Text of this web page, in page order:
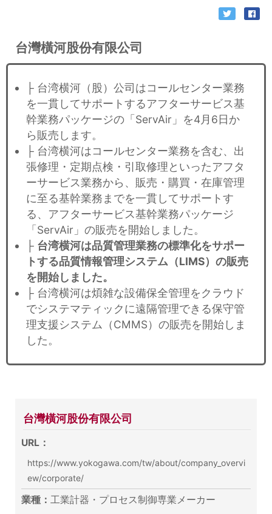
台灣橫河股份有限公司
├ 台湾横河（股）公司はコールセンター業務
を一貫してサポートするアフターサービス基
幹業務パッケージの「ServAir」を4月6日か
ら販売します。
├ 台湾横河はコールセンター業務を含む、出
張修理・定期点検・引取修理といったアフタ
ーサービス業務から、販売・購買・在庫管理
に至る基幹業務までを一貫してサポートす
る、アフターサービス基幹業務パッケージ
「ServAir」の販売を開始しました。
├ 台湾横河は品質管理業務の標準化をサポー
トする品質情報管理システム（LIMS）の販売
を開始しました。
├ 台湾横河は煩雑な設備保全管理をクラウド
でシステマティックに遠隔管理できる保守管
理支援システム（CMMS）の販売を開始しま
した。
台灣橫河股份有限公司
URL：
https://www.yokogawa.com/tw/about/company_overvi
ew/corporate/
業種： 工業計器・プロセス制御専業メーカー